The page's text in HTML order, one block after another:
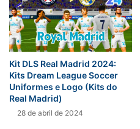
Kit DLS Real Madrid 2024:
Kits Dream League Soccer
Uniformes e Logo (Kits do
Real Madrid)
28 de abril de 2024